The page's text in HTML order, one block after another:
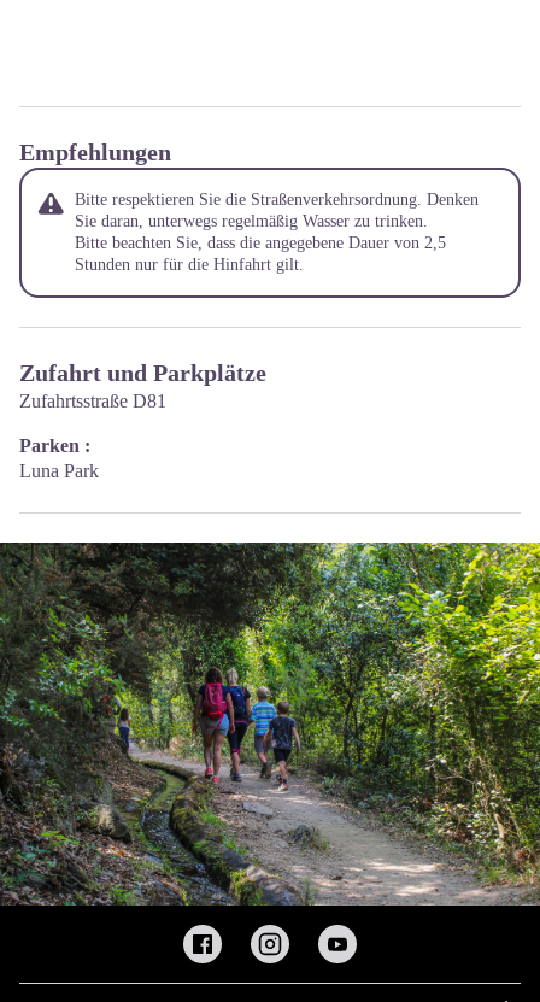
Empfehlungen
Bitte respektieren Sie die Straßenverkehrsordnung. Denken
Sie daran, unterwegs regelmäßig Wasser zu trinken.
Bitte beachten Sie, dass die angegebene Dauer von 2,5
Stunden nur für die Hinfahrt gilt.
Zufahrt und Parkplätze
Zufahrtsstraße D81
Parken :
Luna Park